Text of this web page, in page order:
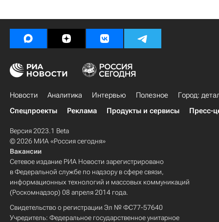
Новости Аналитика Интервью Полезное
Город:
Спецпроекты
Реклама Продукты и сервисы Пресс-
Версия 2023.1 Beta
© 2026 МИА «Россия сегодня»
Вакансии
Сетевое издание РИА Новости зарегистрировано
в Федеральной службе по надзору в сфере связи,
информационных технологий и массовых коммуникаций
(Роскомнадзор) 08 апреля 2014 года.
Свидетельство о регистрации Эл № ФС77-57640
Учредитель: Федеральное государственное унитарное